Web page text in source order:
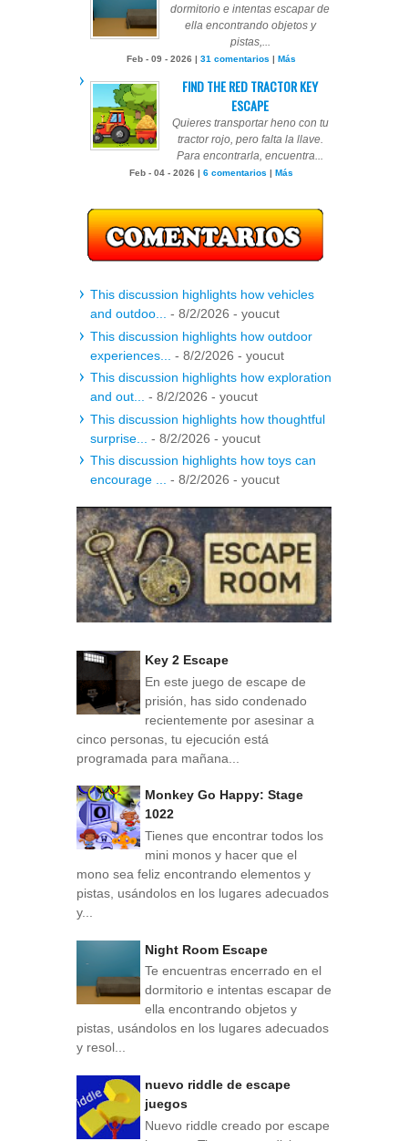
dormitorio e intentas escapar de
ella encontrando objetos y
pistas,...
Feb - 09 - 2026 | 31 comentarios | Más
FIND THE RED TRACTOR KEY
ESCAPE
Quieres transportar heno con tu
tractor rojo, pero falta la llave.
Para encontrarla, encuentra...
Feb - 04 - 2026 | 6 comentarios | Más
This discussion highlights how vehicles
and outdoo...
- 8/2/2026 - youcut
This discussion highlights how outdoor
experiences...
- 8/2/2026 - youcut
This discussion highlights how exploration
and out...
- 8/2/2026 - youcut
This discussion highlights how thoughtful
surprise...
- 8/2/2026 - youcut
This discussion highlights how toys can
encourage ...
- 8/2/2026 - youcut
Key 2 Escape
En este juego de escape de
prisión, has sido condenado
recientemente por asesinar a
cinco personas, tu ejecución está
programada para mañana...
Monkey Go Happy: Stage
1022
Tienes que encontrar todos los
mini monos y hacer que el
mono sea feliz encontrando elementos y
pistas, usándolos en los lugares adecuados
y...
Night Room Escape
Te encuentras encerrado en el
dormitorio e intentas escapar de
ella encontrando objetos y
pistas, usándolos en los lugares adecuados
y resol...
nuevo riddle de escape
juegos
Nuevo riddle creado por escape